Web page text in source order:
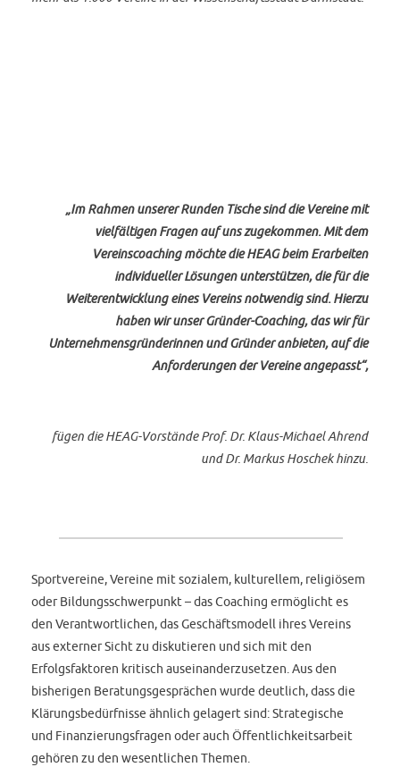
„Im Rahmen unserer Runden Tische sind die Vereine mit
vielfältigen Fragen auf uns zugekommen. Mit dem
Vereinscoaching möchte die HEAG beim Erarbeiten
individueller Lösungen unterstützen, die für die
Weiterentwicklung eines Vereins notwendig sind. Hierzu
haben wir unser Gründer-Coaching, das wir für
Unternehmensgründerinnen und Gründer anbieten, auf die
Anforderungen der Vereine angepasst“,
fügen die HEAG-Vorstände Prof. Dr. Klaus-Michael Ahrend
und Dr. Markus Hoschek hinzu.
Sportvereine, Vereine mit sozialem, kulturellem, religiösem
oder Bildungsschwerpunkt – das Coaching ermöglicht es
den Verantwortlichen, das Geschäftsmodell ihres Vereins
aus externer Sicht zu diskutieren und sich mit den
Erfolgsfaktoren kritisch auseinanderzusetzen. Aus den
bisherigen Beratungsgesprächen wurde deutlich, dass die
Klärungsbedürfnisse ähnlich gelagert sind: Strategische
und Finanzierungsfragen oder auch Öffentlichkeitsarbeit
gehören zu den wesentlichen Themen.